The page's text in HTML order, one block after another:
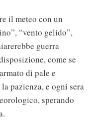
il meteo con un
“vento gelido”,
guerra
come se
di pale e
pazienza, e ogni sera
sperando